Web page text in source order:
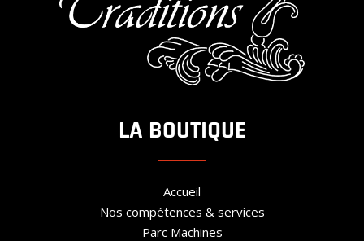
LA BOUTIQUE
Accueil
Nos compétences & services
Parc Machines